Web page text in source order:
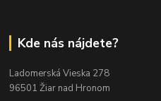
Kde nás nájdete?
Ladomerská Vieska 278
96501 Žiar nad Hronom